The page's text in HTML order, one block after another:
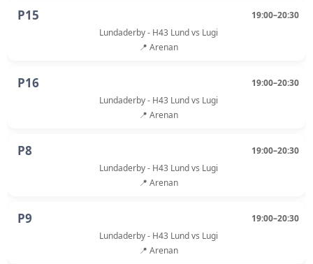
P15
19:00–20:30
Lundaderby - H43 Lund vs Lugi
📍 Arenan
P16
19:00–20:30
Lundaderby - H43 Lund vs Lugi
📍 Arenan
P8
19:00–20:30
Lundaderby - H43 Lund vs Lugi
📍 Arenan
P9
19:00–20:30
Lundaderby - H43 Lund vs Lugi
📍 Arenan